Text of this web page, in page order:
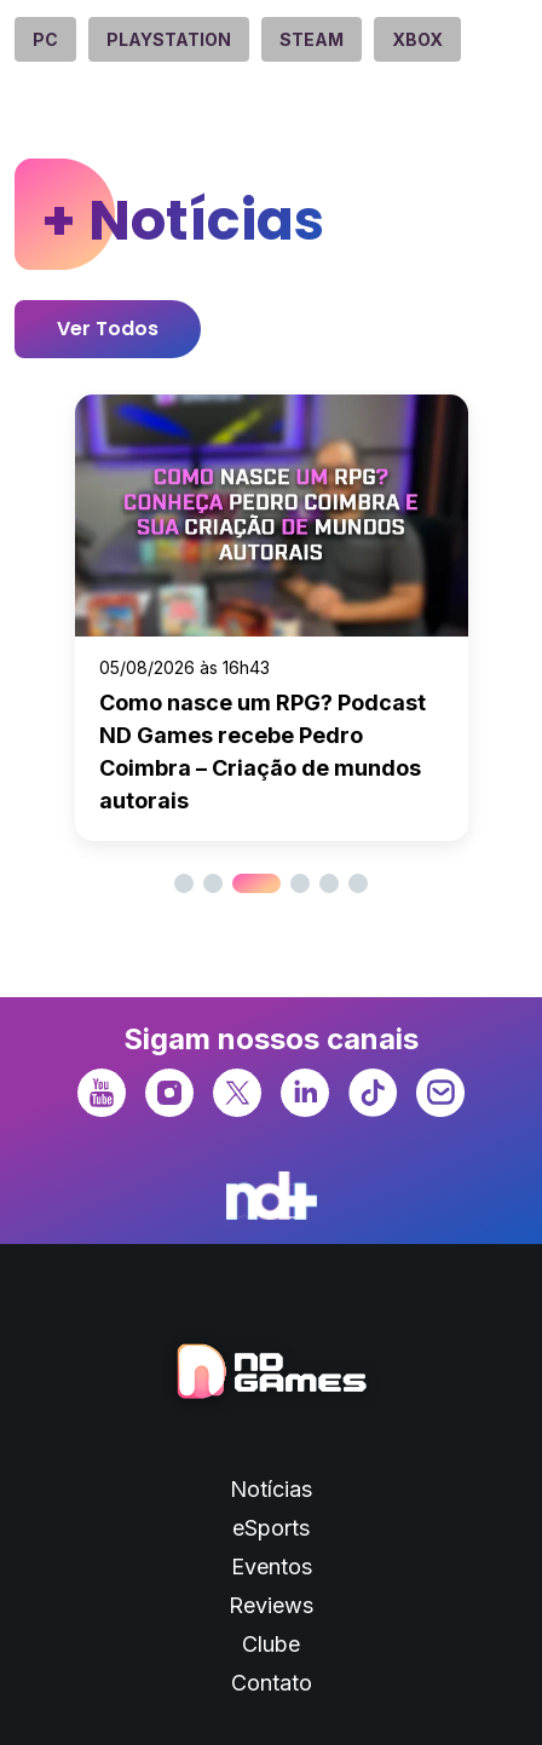
PC PLAYSTATION STEAM XBOX
+ Notícias
Ver Todos
05/08/2026 às 16h43
Como nasce um RPG? Podcast
ND Games recebe Pedro
Coimbra – Criação de mundos
autorais
Sigam nossos canais
Notícias
eSports
Eventos
Reviews
Clube
Contato